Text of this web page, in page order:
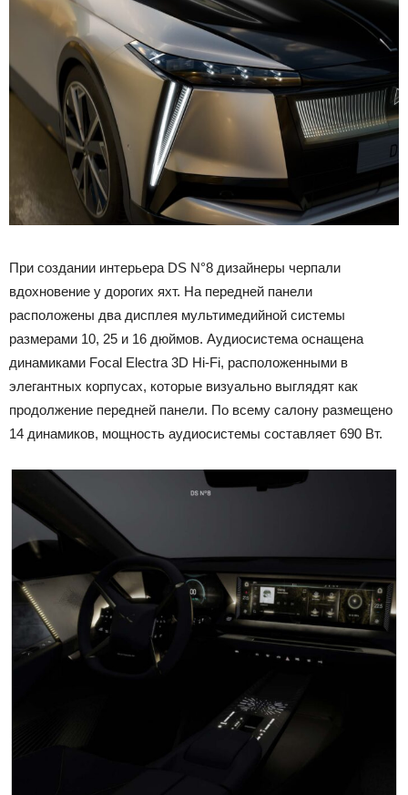
При создании интерьера DS N°8 дизайнеры черпали
вдохновение у дорогих яхт. На передней панели
расположены два дисплея мультимедийной системы
размерами 10, 25 и 16 дюймов. Аудиосистема оснащена
динамиками Focal Electra 3D Hi-Fi, расположенными в
элегантных корпусах, которые визуально выглядят как
продолжение передней панели. По всему салону размещено
14 динамиков, мощность аудиосистемы составляет 690 Вт.